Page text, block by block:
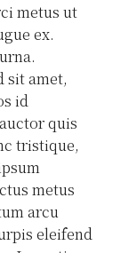
metus ut
ex.
sit amet,
id
quis
tristique,
metus
arcu
eleifend